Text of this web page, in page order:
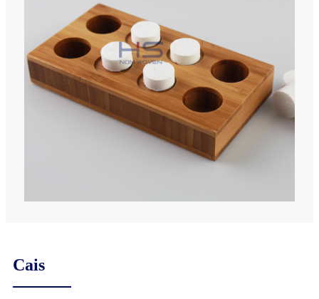
Cais